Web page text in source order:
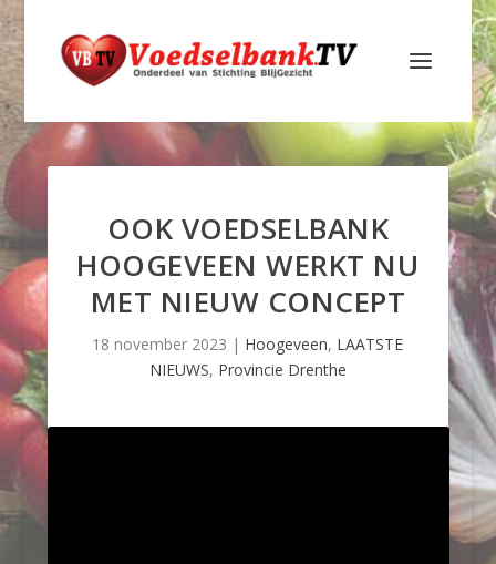
OOK VOEDSELBANK
HOOGEVEEN WERKT NU
MET NIEUW CONCEPT
18 november 2023 | Hoogeveen, LAATSTE
NIEUWS, Provincie Drenthe